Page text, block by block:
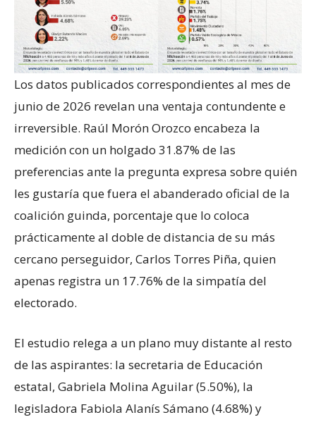
Los datos publicados correspondientes al mes de
junio de 2026 revelan una ventaja contundente e
irreversible. Raúl Morón Orozco encabeza la
medición con un holgado 31.87% de las
preferencias ante la pregunta expresa sobre quién
les gustaría que fuera el abanderado oficial de la
coalición guinda, porcentaje que lo coloca
prácticamente al doble de distancia de su más
cercano perseguidor, Carlos Torres Piña, quien
apenas registra un 17.76% de la simpatía del
electorado.
El estudio relega a un plano muy distante al resto
de las aspirantes: la secretaria de Educación
estatal, Gabriela Molina Aguilar (5.50%), la
legisladora Fabiola Alanís Sámano (4.68%) y